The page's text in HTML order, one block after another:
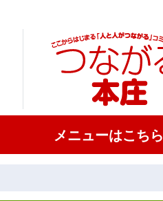
メニューはこちら